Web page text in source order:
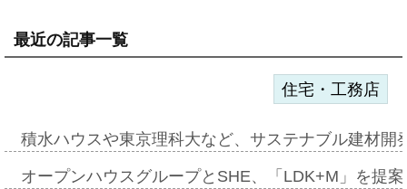
最近の記事一覧
住宅・工務店
積水ハウスや東京理科大など、サステナブル建材
オープンハウスグループとSHE、「LDK+M」を提